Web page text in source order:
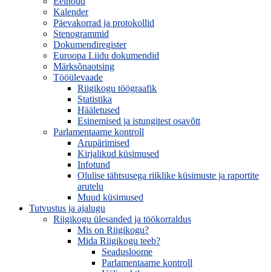
Kalender
Päevakorrad ja protokollid
Stenogrammid
Dokumendiregister
Euroopa Liidu dokumendid
Märksõnaotsing
Tööülevaade
Riigikogu töögraafik
Statistika
Hääletused
Esinemised ja istungitest osavõtt
Parlamentaarne kontroll
Arupärimised
Kirjalikud küsimused
Infotund
Olulise tähtsusega riiklike küsimuste ja raportite
arutelu
Muud küsimused
Tutvustus ja ajalugu
Riigikogu ülesanded ja töökorraldus
Mis on Riigikogu?
Mida Riigikogu teeb?
Seadusloome
Parlamentaarne kontroll